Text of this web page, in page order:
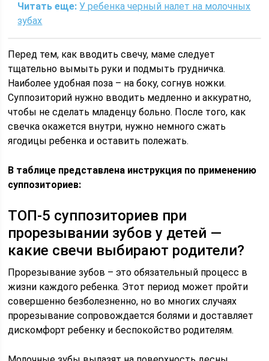
Читать еще: У ребенка черный налет на молочных
зубах
Перед тем, как вводить свечу, маме следует
тщательно вымыть руки и подмыть грудничка.
Наиболее удобная поза – на боку, согнув ножки.
Суппозиторий нужно вводить медленно и аккуратно,
чтобы не сделать младенцу больно. После того, как
свечка окажется внутри, нужно немного сжать
ягодицы ребенка и оставить полежать.
В таблице представлена инструкция по применению
суппозиториев:
ТОП-5 суппозиториев при
прорезывании зубов у детей —
какие свечи выбирают родители?
Прорезывание зубов – это обязательный процесс в
жизни каждого ребенка. Этот период может пройти
совершенно безболезненно, но во многих случаях
прорезывание сопровождается болями и доставляет
дискомфорт ребенку и беспокойство родителям.